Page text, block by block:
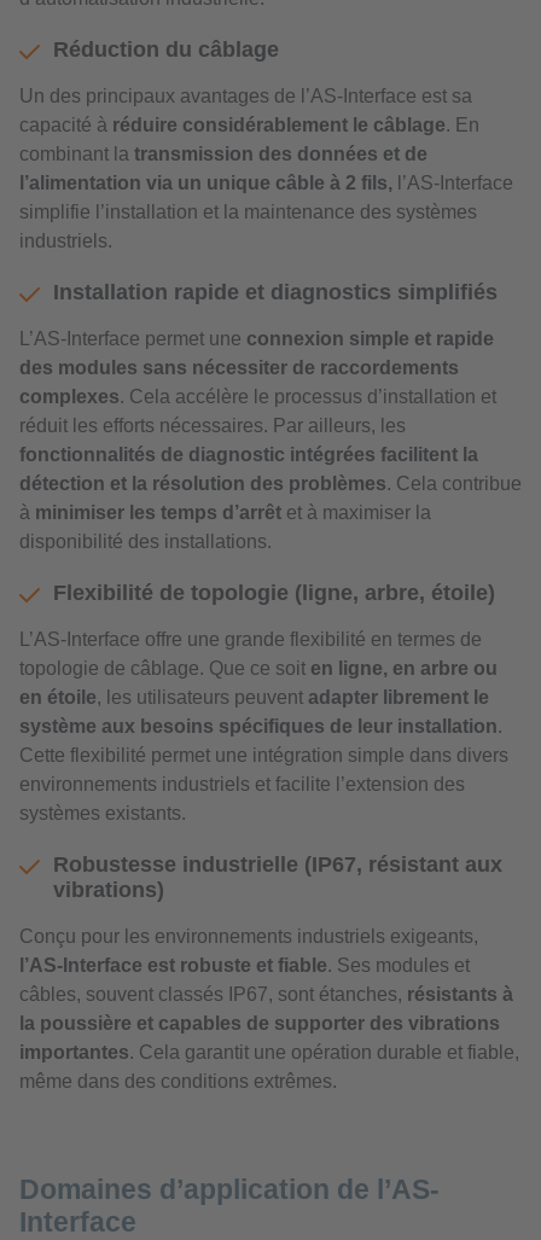
Réduction du câblage
Un des principaux avantages de l’AS-Interface est sa
capacité à réduire considérablement le câblage. En
combinant la transmission des données et de
l’alimentation via un unique câble à 2 fils, l’AS-Interface
simplifie l’installation et la maintenance des systèmes
industriels.
Installation rapide et diagnostics simplifiés
L’AS-Interface permet une connexion simple et rapide
des modules sans nécessiter de raccordements
complexes. Cela accélère le processus d’installation et
réduit les efforts nécessaires. Par ailleurs, les
fonctionnalités de diagnostic intégrées facilitent la
détection et la résolution des problèmes. Cela contribue
à minimiser les temps d’arrêt et à maximiser la
disponibilité des installations.
Flexibilité de topologie (ligne, arbre, étoile)
L’AS-Interface offre une grande flexibilité en termes de
topologie de câblage. Que ce soit en ligne, en arbre ou
en étoile, les utilisateurs peuvent adapter librement le
système aux besoins spécifiques de leur installation.
Cette flexibilité permet une intégration simple dans divers
environnements industriels et facilite l’extension des
systèmes existants.
Robustesse industrielle (IP67, résistant aux
vibrations)
Conçu pour les environnements industriels exigeants,
l’AS-Interface est robuste et fiable. Ses modules et
câbles, souvent classés IP67, sont étanches, résistants à
la poussière et capables de supporter des vibrations
importantes. Cela garantit une opération durable et fiable,
même dans des conditions extrêmes.
Domaines d’application de l’AS-
Interface